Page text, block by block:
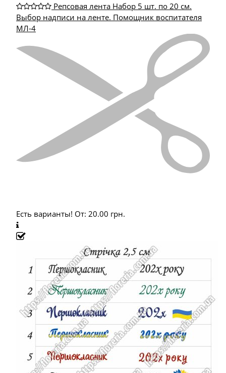
Репсовая лента Набор 5 шт. по 20 см.
Выбор надписи на ленте. Помощник воспитателя
МЛ-4
Есть варианты! От: 20.00 грн.